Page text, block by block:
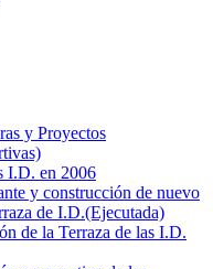
y Proyectos
I.D. en 2006
y construcción de nuevo
de I.D.(Ejecutada)
de la Terraza de las I.D.